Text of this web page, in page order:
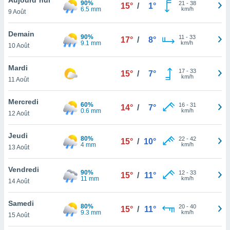
et
»,
au
vous
qu'ils
ou
le
ainsi
un
la
du
9 Août
90%
6.5 mm
15° / 1° 21 - 38
km/h
Demain
10 Août
90%
9.1 mm
17° / 8° 11 - 33
km/h
Mardi
11 Août
15° / 7° 17- 33
km/h
Mercredi
12 Août
60%
0.6 mm
14° / 7° 16- 31
km/h
Jeudi
13 Août
80%
4 mm
15° / 10° 22- 42
km/h
Vendredi
14 Août
90%
11 mm
15° / 11° 12- 33
km/h
Samedi
15 Août
80%
9.3 mm
15° / 11° 20- 40
km/h